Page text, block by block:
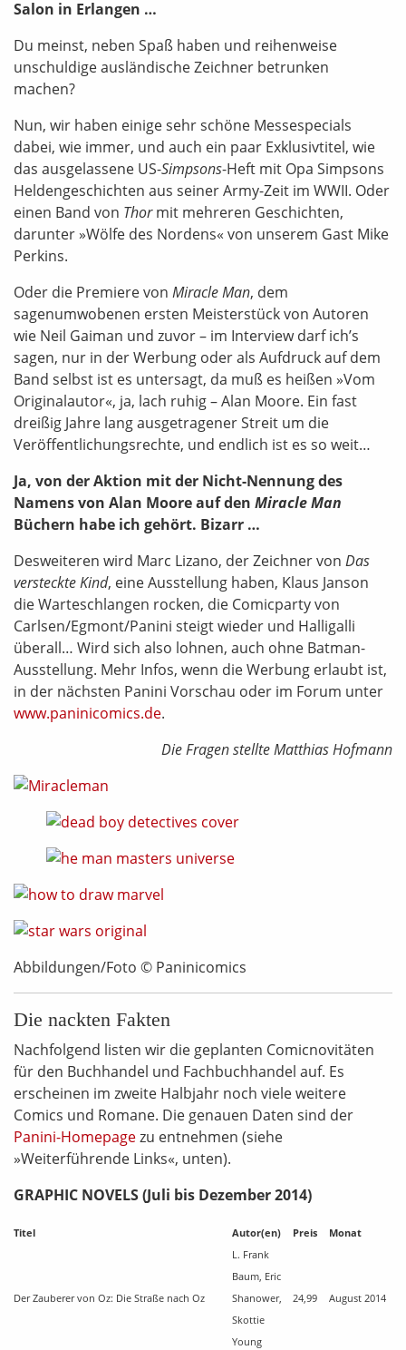
Salon in Erlangen …
Du meinst, neben Spaß haben und reihenweise
unschuldige ausländische Zeichner betrunken
machen?
Nun, wir haben einige sehr schöne Messespecials
dabei, wie immer, und auch ein paar Exklusivtitel, wie
das ausgelassene US-Simpsons-Heft mit Opa Simpsons
Heldengeschichten aus seiner Army-Zeit im WWII. Oder
einen Band von Thormit mehreren Geschichten,
darunter »Wölfe des Nordens« von unserem Gast Mike
Perkins.
Oder die Premiere von Miracle Man, dem
sagenumwobenen ersten Meisterstück von Autoren
wie Neil Gaiman und zuvor – im Interview darf ich’s
sagen, nur in der Werbung oder als Aufdruck auf dem
Band selbst ist es untersagt, da muß es heißen »Vom
Originalautor«, ja, lach ruhig – Alan Moore. Ein fast
dreißig Jahre lang ausgetragener Streit um die
Veröffentlichungsrechte, und endlich ist es so weit…
Ja, von der Aktion mit der Nicht-Nennung des
Namens von Alan Moore auf den Miracle Man
Büchern habe ich gehört. Bizarr …
Desweiteren wird Marc Lizano, der Zeichner von Das
versteckte Kind, eine Ausstellung haben, Klaus Janson
die Warteschlangen rocken, die Comicparty von
Carlsen/Egmont/Panini steigt wieder und Halligalli
überall… Wird sich also lohnen, auch ohne Batman-
Ausstellung. Mehr Infos, wenn die Werbung erlaubt ist,
in der nächsten Panini Vorschau oder im Forum unter
www.paninicomics.de.
Die Fragen stellte Matthias Hofmann
Abbildungen/Foto © Paninicomics
Die nackten Fakten
Nachfolgend listen wir die geplanten Comicnovitäten
für den Buchhandel und Fachbuchhandel auf. Es
erscheinen im zweite Halbjahr noch viele weitere
Comics und Romane. Die genauen Daten sind der
Panini-Homepagezu entnehmen (siehe
»Weiterführende Links«, unten).
GRAPHIC NOVELS (Juli bis Dezember 2014)
Titel Autor(en) Preis Monat
Der Zauberer von Oz: Die Straße nach Oz
L. Frank
Baum, Eric
Shanower,
Skottie
Young
24,99 August 2014